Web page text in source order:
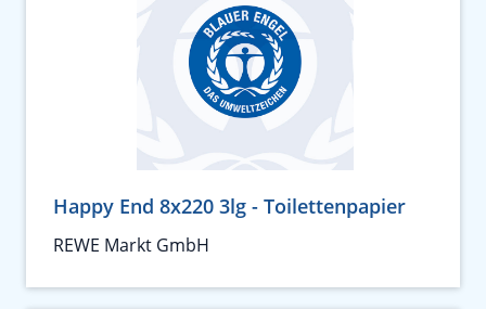
Happy End 8x220 3lg - Toilettenpapier
REWE Markt GmbH